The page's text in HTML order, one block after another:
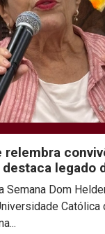
relembra
legado
Semana Dom
Católica